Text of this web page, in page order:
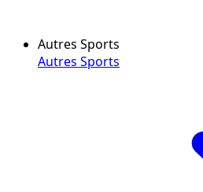
Autres Sports
Autres Sports